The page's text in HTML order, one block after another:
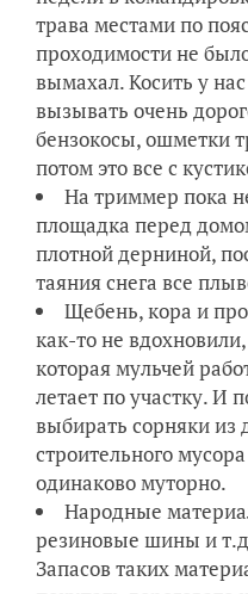
трава местами по
проходимости не
вымахал. Косить у
вызывать очень
бензокосы, ошметки
потом это все с
На триммер пока
площадка перед
плотной дерниной,
таяния снега все
Щебень, кора и
как-то не
которая мульчей
летает по участку. И
выбирать сорняки из
строительного
одинаково муторно.
Народные
резиновые шины и
Запасов таких